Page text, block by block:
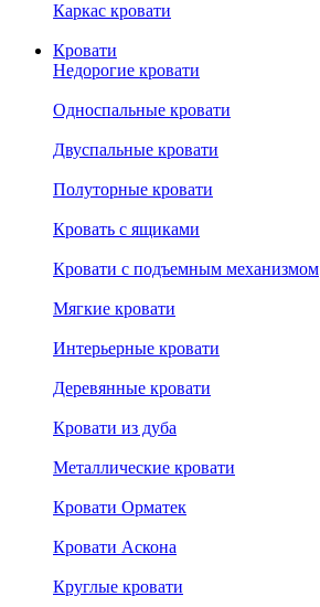
Каркас кровати
Кровати
Недорогие кровати
Односпальные кровати
Двуспальные кровати
Полуторные кровати
Кровать с ящиками
Кровати с подъемным механизмом
Мягкие кровати
Интерьерные кровати
Деревянные кровати
Кровати из дуба
Металлические кровати
Кровати Орматек
Кровати Аскона
Круглые кровати